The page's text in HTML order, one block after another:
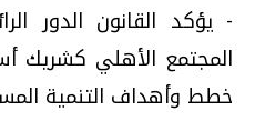
- يؤكد القانون الدور
المجتمع الأهلي كشريك
خطط وأهداف التنمية